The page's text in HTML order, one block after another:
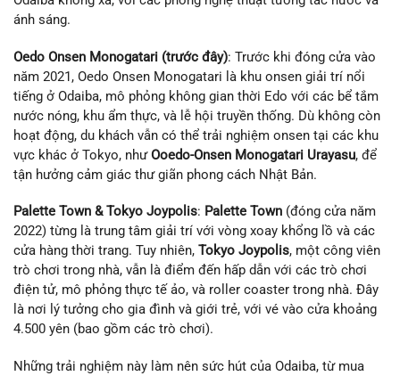
ánh sáng.
Oedo Onsen Monogatari (trước đây): Trước khi đóng cửa vào
năm 2021, Oedo Onsen Monogatari là khu onsen giải trí nổi
tiếng ở Odaiba, mô phỏng không gian thời Edo với các bể tắm
nước nóng, khu ẩm thực, và lễ hội truyền thống. Dù không còn
hoạt động, du khách vẫn có thể trải nghiệm onsen tại các khu
vực khác ở Tokyo, nhưOoedo-Onsen Monogatari Urayasu, để
tận hưởng cảm giác thư giãn phong cách Nhật Bản.
Palette Town & Tokyo Joypolis: Palette Town (đóng cửa năm
2022) từng là trung tâm giải trí với vòng xoay khổng lồ và các
cửa hàng thời trang. Tuy nhiên, Tokyo Joypolis, một công viên
trò chơi trong nhà, vẫn là điểm đến hấp dẫn với các trò chơi
điện tử, mô phỏng thực tế ảo, và roller coaster trong nhà. Đây
là nơi lý tưởng cho gia đình và giới trẻ, với vé vào cửa khoảng
4.500 yên (bao gồm các trò chơi).
Những trải nghiệm này làm nên sức hút của Odaiba, từ mua